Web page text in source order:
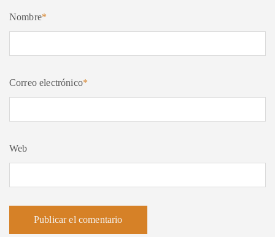
Nombre*
Correo electrónico*
Web